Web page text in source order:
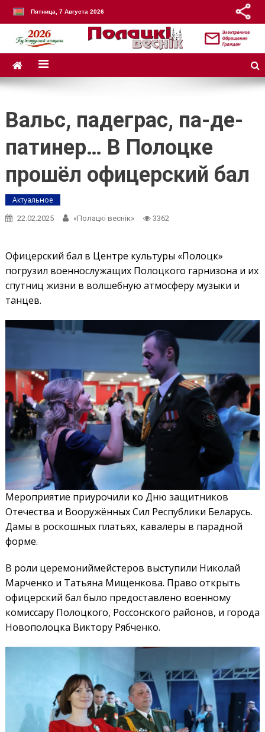
Пятница, 7 Августа 2026
Вальс, падеграс, па-де-
патинер… В Полоцке
прошёл офицерский бал
Актуальное
22.02.2025 «Полацкі веснік» 3362
Офицерский бал в Центре культуры «Полоцк»
погрузил военнослужащих Полоцкого гарнизона и их
спутниц жизни в волшебную атмосферу музыки и
танцев.
Мероприятие приурочили ко Дню защитников
Отечества и Вооружённых Сил Республики Беларусь.
Дамы в роскошных платьях, кавалеры в парадной
форме.
В роли церемониймейстеров выступили Николай
Марченко и Татьяна Мищенкова. Право открыть
офицерский бал было предоставлено военному
комиссару Полоцкого, Россонского районов, и города
Новополоцка Виктору Рябченко.